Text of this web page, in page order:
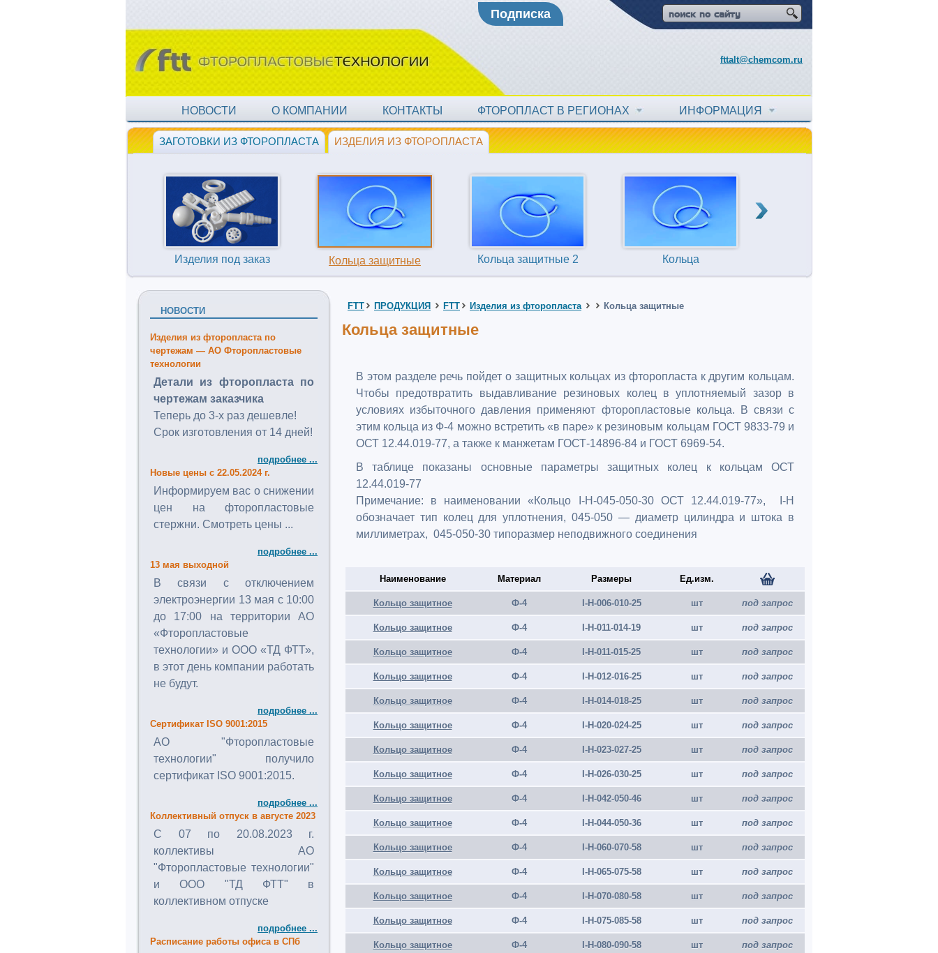
Подписка
fttalt@chemcom.ru
НОВОСТИ О КОМПАНИИ КОНТАКТЫ ФТОРОПЛАСТ В РЕГИОНАХ ИНФОРМАЦИЯ
ЗАГОТОВКИ ИЗ ФТОРОПЛАСТА ИЗДЕЛИЯ ИЗ ФТОРОПЛАСТА
Изделия под заказ Кольца защитные Кольца защитные 2
Кольца
уплотнительные
НОВОСТИ
Изделия из фторопласта по
чертежам — АО Фторопластовые
технологии
Детали из фторопласта по
чертежам заказчика
Теперь до 3-х раз дешевле!
Срок изготовления от 14 дней!
подробнее ...
Новые цены с 22.05.2024 г.
Информируем вас о снижении
цен на фторопластовые
стержни. Смотреть цены ...
подробнее ...
13 мая выходной
В связи с отключением
электроэнергии 13 мая с 10:00
до 17:00 на территории АО
«Фторопластовые
технологии» и ООО «ТД ФТТ»,
в этот день компании работать
не будут.
подробнее ...
Сертификат ISO 9001:2015
АО "Фторопластовые
технологии" получило
сертификат ISO 9001:2015.
подробнее ...
Коллективный отпуск в августе 2023
C 07 по 20.08.2023 г.
коллективы АО
"Фторопластовые технологии"
и ООО "ТД ФТТ" в
коллективном отпуске
подробнее ...
Расписание работы офиса в СПб
FTT ПРОДУКЦИЯ FTT Изделия из фторопласта Кольца защитные
Кольца защитные
В этом разделе речь пойдет о защитных кольцах из фторопласта к другим кольцам.
Чтобы предотвратить выдавливание резиновых колец в уплотняемый зазор в
условиях избыточного давления применяют фторопластовые кольца. В связи с
этим кольца из Ф-4 можно встретить «в паре» к резиновым кольцам ГОСТ 9833-79 и
ОСТ 12.44.019-77, а также к манжетам ГОСТ-14896-84 и ГОСТ 6969-54.
В таблице показаны основные параметры защитных колец к кольцам ОСТ
12.44.019-77
Примечание: в наименовании «Кольцо I-Н-045-050-30 ОСТ 12.44.019-77», I-Н
обозначает тип колец для уплотнения, 045-050 — диаметр цилиндра и штока в
миллиметрах, 045-050-30 типоразмер неподвижного соединения
Наименование Материал Размеры Ед.изм.
Кольцо защитное Ф-4 I-Н-006-010-25 шт под запрос
Кольцо защитное Ф-4 I-Н-011-014-19 шт под запрос
Кольцо защитное Ф-4 I-Н-011-015-25 шт под запрос
Кольцо защитное Ф-4 I-Н-012-016-25 шт под запрос
Кольцо защитное Ф-4 I-Н-014-018-25 шт под запрос
Кольцо защитное Ф-4 I-Н-020-024-25 шт под запрос
Кольцо защитное Ф-4 I-Н-023-027-25 шт под запрос
Кольцо защитное Ф-4 I-Н-026-030-25 шт под запрос
Кольцо защитное Ф-4 I-Н-042-050-46 шт под запрос
Кольцо защитное Ф-4 I-Н-044-050-36 шт под запрос
Кольцо защитное Ф-4 I-Н-060-070-58 шт под запрос
Кольцо защитное Ф-4 I-Н-065-075-58 шт под запрос
Кольцо защитное Ф-4 I-Н-070-080-58 шт под запрос
Кольцо защитное Ф-4 I-Н-075-085-58 шт под запрос
Кольцо защитное Ф-4 I-Н-080-090-58 шт под запрос